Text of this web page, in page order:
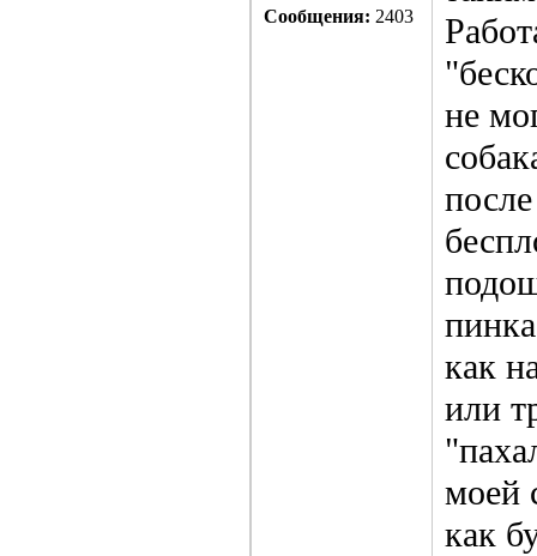
Сообщения: 2403
не
как
или
моей
как